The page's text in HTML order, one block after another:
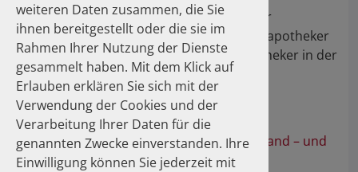
Lehrbeauftragter Klinische Pharmazie der
Universitäten Bonn und Düsseldorf, Fachapotheker
für Pflegeversorgung, Kommission "Apotheker in der
Diabetologie", DDG/BAK
Publikationen
100 Millionen Pens jährlich in Deutschland – und
dann in den Hausmüll?
weiteren Daten zusammen, die Sie
ihnen bereitgestellt oder die sie im
Rahmen Ihrer Nutzung der Dienste
gesammelt haben. Mit dem Klick auf
Erlauben erklären Sie sich mit der
Verwendung der Cookies und der
Verarbeitung Ihrer Daten für die
genannten Zwecke einverstanden. Ihre
Einwilligung können Sie jederzeit mit